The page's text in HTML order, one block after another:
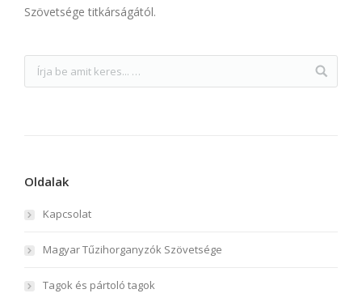
Szövetsége titkárságától.
Oldalak
Kapcsolat
Magyar Tűzihorganyzók Szövetsége
Tagok és pártoló tagok